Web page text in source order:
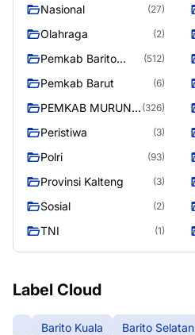
Nasional (27)
Olahraga (2)
Pemkab Barito
(512)
Pemkab Barut (6)
PEMKAB MURUNG (326)
Peristiwa (3)
Polri (93)
Provinsi Kalteng (3)
Sosial (2)
TNI (1)
Label Cloud
Barito Kuala Barito Selatan